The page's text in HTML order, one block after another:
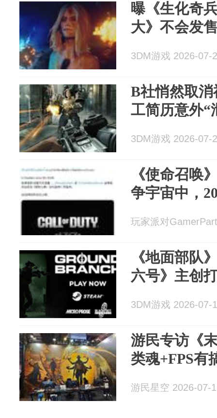
曝《生化奇
大》不会发
3DM游戏 2026-07-
B社悄然取
工简历意外“
3DM游戏 2026-07-
《使命召唤
争宇宙中，
玩家派对
《地面部队
六号》主创
3DM游戏 2026-07-
游民专访《
类魂+FPS有
游民星空 2026-07-